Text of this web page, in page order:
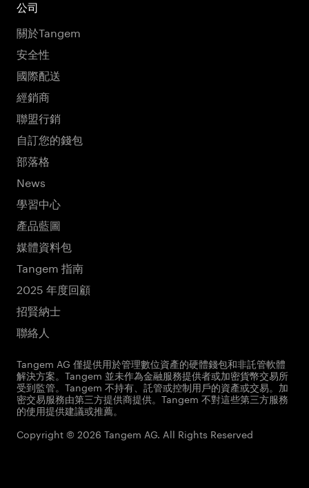
公司
關於Tangem
安全性
國際配送
經銷商
聯盟行銷
自訂您的錢包
部落格
News
學習中心
產品藍圖
媒體資料包
Tangem 指南
2025 年度回顧
招賢納士
聯絡人
Tangem AG 僅提供用於管理數位資產的硬體錢包和非託管軟體
解決方案。Tangem 並未作為金融服務提供者或加密貨幣交易所
受到監管。Tangem 不持有、託管或控制用戶的資產或交易。加
密交易服務由第三方提供商提供。Tangem 不對這些第三方服務
的使用提供建議或推薦。